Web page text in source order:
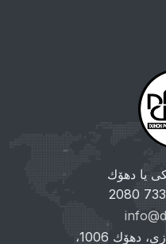
یا دهۆك